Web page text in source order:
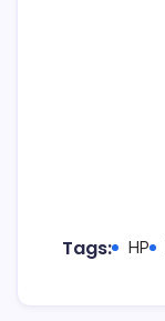
Tags: HP